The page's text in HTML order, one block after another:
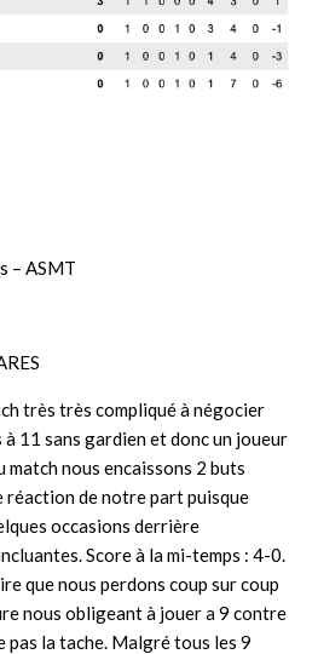
– ASMT
très très compliqué à négocier
11 sans gardien et donc un joueur
match nous encaissons 2 buts
de notre part puisque
occasions derrière
Score à la mi-temps : 4-0.
que nous perdons coup sur coup
nous obligeant à jouer a 9 contre
pas la tache. Malgré tous les 9